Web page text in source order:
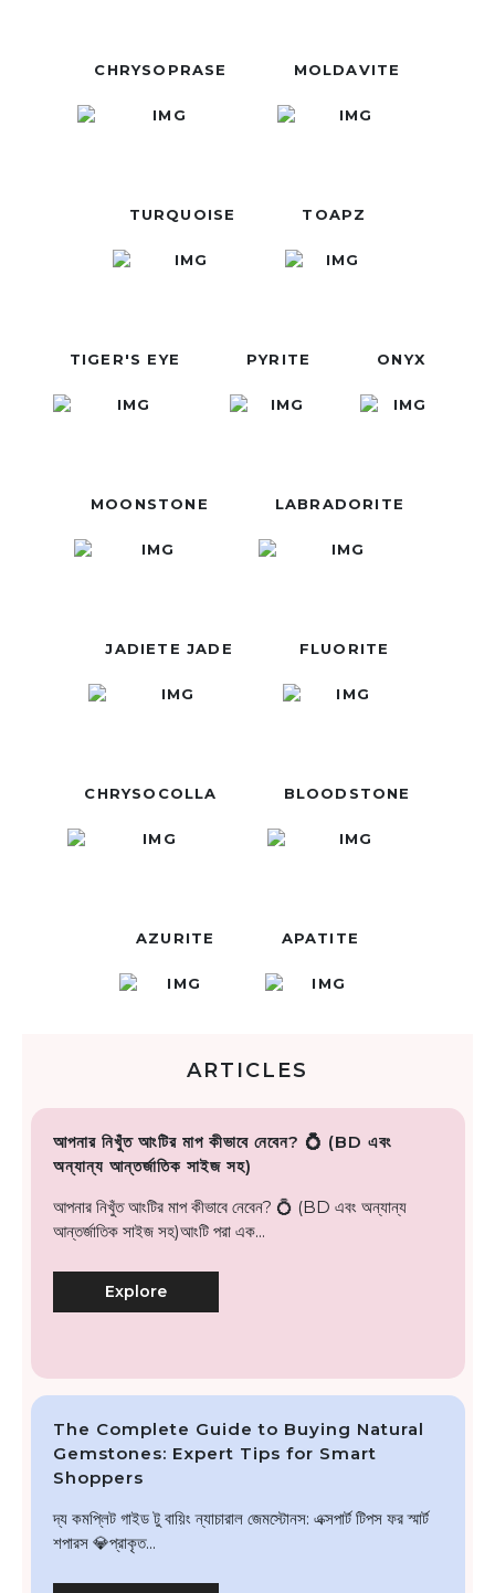
CHRYSOPRASE MOLDAVITE
TURQUOISE TOAPZ
TIGER'S EYE PYRITE ONYX
MOONSTONE LABRADORITE
JADIETE JADE FLUORITE
CHRYSOCOLLA BLOODSTONE
AZURITE APATITE
ARTICLES
আপনার নিখুঁত আংটির মাপ কীভাবে নেবেন? 💍 (BD এবং
অন্যান্য আন্তর্জাতিক সাইজ সহ)
আপনার নিখুঁত আংটির মাপ কীভাবে নেবেন? 💍 (BD এবং অন্যান্য
আন্তর্জাতিক সাইজ সহ)আংটি পরা এক...
Explore
The Complete Guide to Buying Natural
Gemstones: Expert Tips for Smart
Shoppers
দ্য কমপ্লিট গাইড টু বায়িং ন্যাচারাল জেমস্টোনস: এক্সপার্ট টিপস ফর স্মার্ট
শপারস 💎প্রাকৃত...